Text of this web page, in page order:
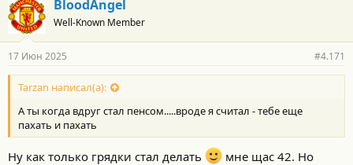
о
р
т
е
м
ы
а
н
а
л
а
BloodAngel
Well-Known Member
17 Июн 2025 #4.171
Tarzan написал(а):
А ты когда вдруг стал пенсом.....вроде я считал - тебе еще
пахать и пахать
Ну как только грядки стал делать
мне щас 42. Но